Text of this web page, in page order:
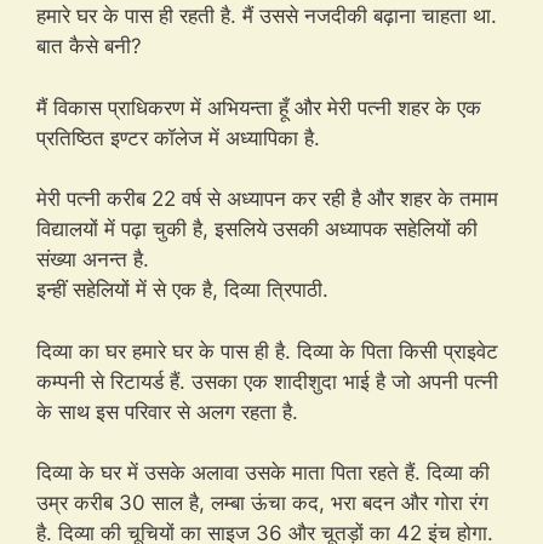
हमारे घर के पास ही रहती है. मैं उससे नजदीकी बढ़ाना चाहता था.
बात कैसे बनी?
मैं विकास प्राधिकरण में अभियन्ता हूँ और मेरी पत्नी शहर के एक
प्रतिष्ठित इण्टर कॉलेज में अध्यापिका है.
मेरी पत्नी करीब 22 वर्ष से अध्यापन कर रही है और शहर के तमाम
विद्यालयों में पढ़ा चुकी है, इसलिये उसकी अध्यापक सहेलियों की
संख्या अनन्त है.
इन्हीं सहेलियों में से एक है, दिव्या त्रिपाठी.
दिव्या का घर हमारे घर के पास ही है. दिव्या के पिता किसी प्राइवेट
कम्पनी से रिटायर्ड हैं. उसका एक शादीशुदा भाई है जो अपनी पत्नी
के साथ इस परिवार से अलग रहता है.
दिव्या के घर में उसके अलावा उसके माता पिता रहते हैं. दिव्या की
उम्र करीब 30 साल है, लम्बा ऊंचा कद, भरा बदन और गोरा रंग
है. दिव्या की चूचियों का साइज 36 और चूतड़ों का 42 इंच होगा.